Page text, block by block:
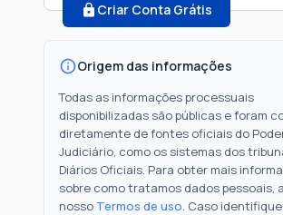
Criar Conta Grátis
Origem das informações
Todas as informações processuais
disponibilizadas são públicas e foram
diretamente de fontes oficiais do
Judiciário, como os sistemas dos
Diários Oficiais. Para obter mais
sobre como tratamos dados pessoais,
nosso Termos de uso. Caso